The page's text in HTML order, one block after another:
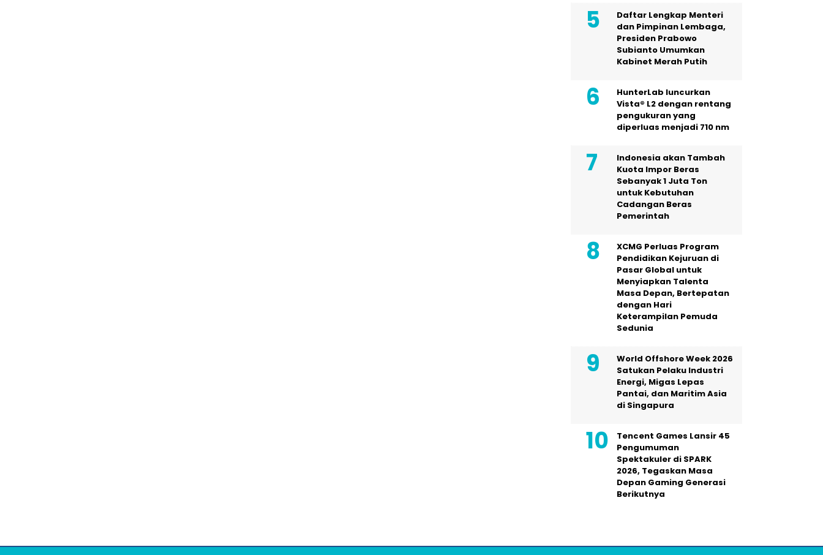
Daftar Lengkap Menteri
dan Pimpinan Lembaga,
Presiden Prabowo
Subianto Umumkan
Kabinet Merah Putih
HunterLab luncurkan
Vista® L2 dengan rentang
pengukuran yang
diperluas menjadi 710 nm
Indonesia akan Tambah
Kuota Impor Beras
Sebanyak 1 Juta Ton
untuk Kebutuhan
Cadangan Beras
Pemerintah
XCMG Perluas Program
Pendidikan Kejuruan di
Pasar Global untuk
Menyiapkan Talenta
Masa Depan, Bertepatan
dengan Hari
Keterampilan Pemuda
Sedunia
World Offshore Week 2026
Satukan Pelaku Industri
Energi, Migas Lepas
Pantai, dan Maritim Asia
di Singapura
Tencent Games Lansir 45
Pengumuman
Spektakuler di SPARK
2026, Tegaskan Masa
Depan Gaming Generasi
Berikutnya